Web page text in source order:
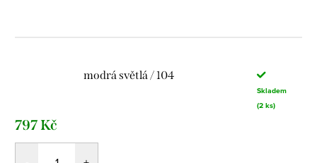
modrá světlá / 104
Skladem
(2 ks)
797 Kč